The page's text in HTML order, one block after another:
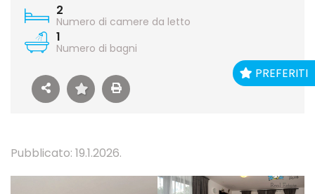
PREFERITI
2
Numero di camere da letto
1
Numero di bagni
Pubblicato: 19.1.2026.